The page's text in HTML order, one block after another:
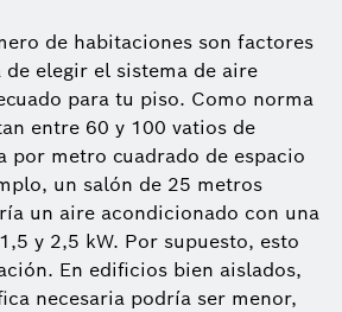
de habitaciones son factores
elegir el sistema de aire
para tu piso. Como norma
entre 60 y 100 vatios de
por metro cuadrado de espacio
un salón de 25 metros
un aire acondicionado con una
y 2,5 kW. Por supuesto, esto
En edificios bien aislados,
necesaria podría ser menor,